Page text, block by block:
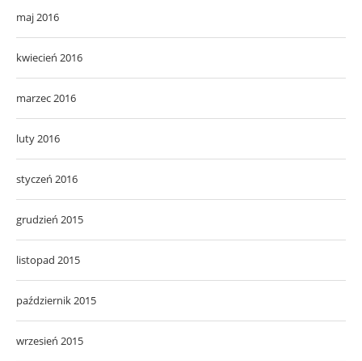
maj 2016
kwiecień 2016
marzec 2016
luty 2016
styczeń 2016
grudzień 2015
listopad 2015
październik 2015
wrzesień 2015